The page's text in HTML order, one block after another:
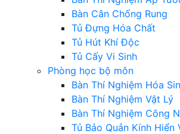
Bàn Cân Chống Rung
Tủ Đựng Hóa Chất
Tủ Hút Khí Độc
Tủ Cấy Vi Sinh
Phòng học bộ môn
Bàn Thí Nghiệm Hóa
Bàn Thí Nghiệm Vật Lý
Bàn Thí Nghiệm Công
Tủ Bảo Quản Kính Hiển